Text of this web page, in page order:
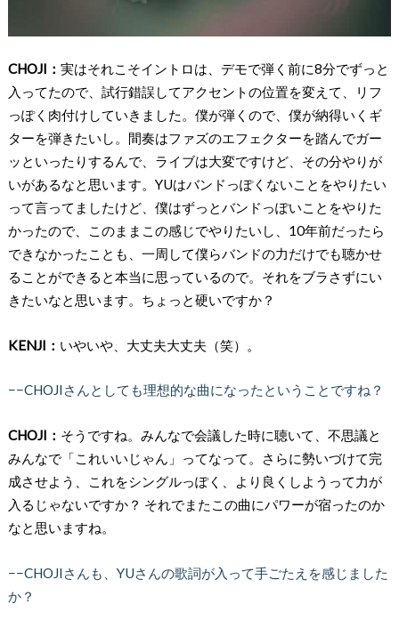
CHOJI： 実はそれこそイントロは、デモで弾く前に8分でずっと
入ってたので、試行錯誤してアクセントの位置を変えて、リフ
っぽく肉付けしていきました。僕が弾くので、僕が納得いくギ
ターを弾きたいし。間奏はファズのエフェクターを踏んでガー
ッといったりするんで、ライブは大変ですけど、その分やりが
いがあるなと思います。YUはバンドっぽくないことをやりたい
って言ってましたけど、僕はずっとバンドっぽいことをやりた
かったので、このままこの感じでやりたいし、10年前だったら
できなかったことも、一周して僕らバンドの力だけでも聴かせ
ることができると本当に思っているので。それをブラさずにい
きたいなと思います。ちょっと硬いですか？
KENJI： いやいや、大丈夫大丈夫（笑）。
−−CHOJIさんとしても理想的な曲になったということですね？
CHOJI： そうですね。みんなで会議した時に聴いて、不思議と
みんなで「これいいじゃん」ってなって。さらに勢いづけて完
成させよう、これをシングルっぽく、より良くしようって力が
入るじゃないですか？ それでまたこの曲にパワーが宿ったのか
なと思いますね。
−−CHOJIさんも、YUさんの歌詞が入って手ごたえを感じました
か？